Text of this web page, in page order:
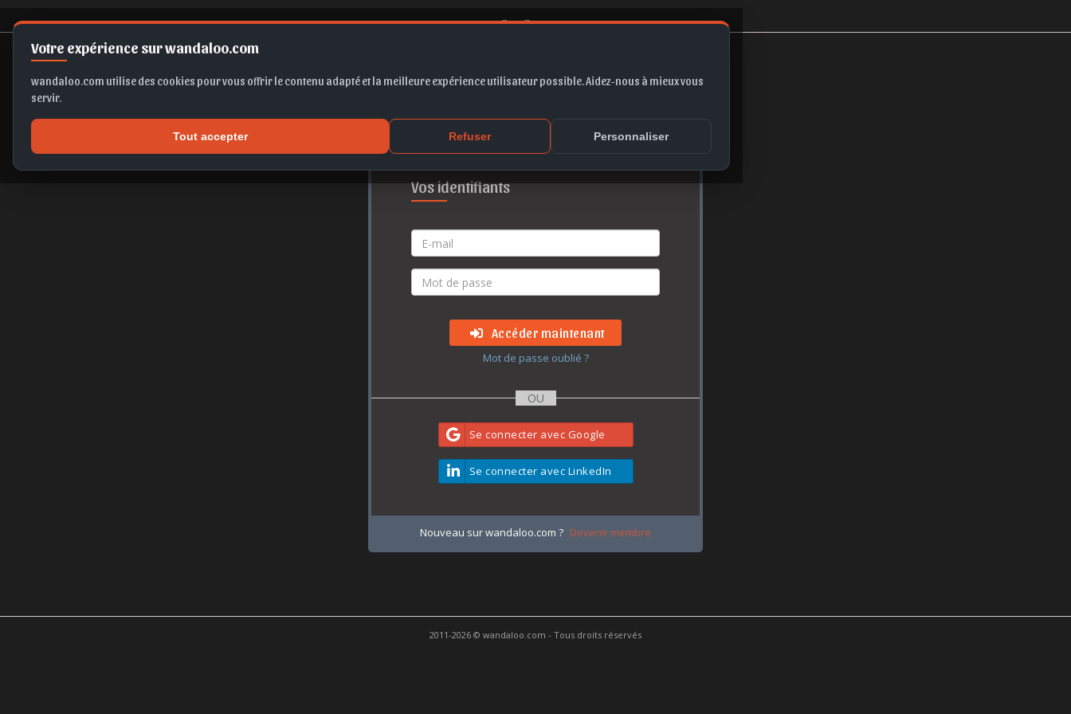
Votre expérience sur wandaloo.com
wandaloo.com utilise des cookies pour vous offrir le contenu adapté et la meilleure expérience utilisateur possible. Aidez-nous à mieux vous
servir.
Tout accepter Refuser Personnaliser
Accès membre
Vos identifiants
Accéder maintenant
Mot de passe oublié ?
Se connecter avec Google
Se connecter avec LinkedIn
Nouveau sur wandaloo.com ? Devenir membre
2011-2026 © wandaloo.com - Tous droits réservés